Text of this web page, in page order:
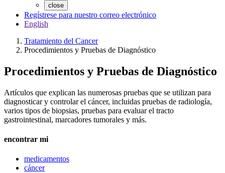
close
Regístrese para nuestro correo electrónico
English
Tratamiento del Cancer
Procedimientos y Pruebas de Diagnóstico
Procedimientos y Pruebas de Diagnóstico
Artículos que explican las numerosas pruebas que se utilizan para
diagnosticar y controlar el cáncer, incluidas pruebas de radiología,
varios tipos de biopsias, pruebas para evaluar el tracto
gastrointestinal, marcadores tumorales y más.
encontrar mi
medicamentos
cáncer